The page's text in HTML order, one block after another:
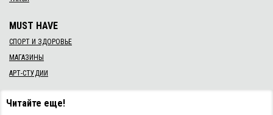
MUST HAVE
СПОРТ И ЗДОРОВЬЕ
МАГАЗИНЫ
АРТ-СТУДИИ
Читайте еще!